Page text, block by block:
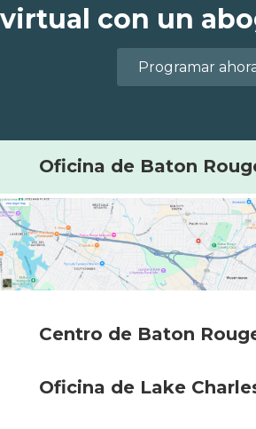
virtual con un
Programar
Oficina de Baton
Centro de Baton
Oficina de Lake